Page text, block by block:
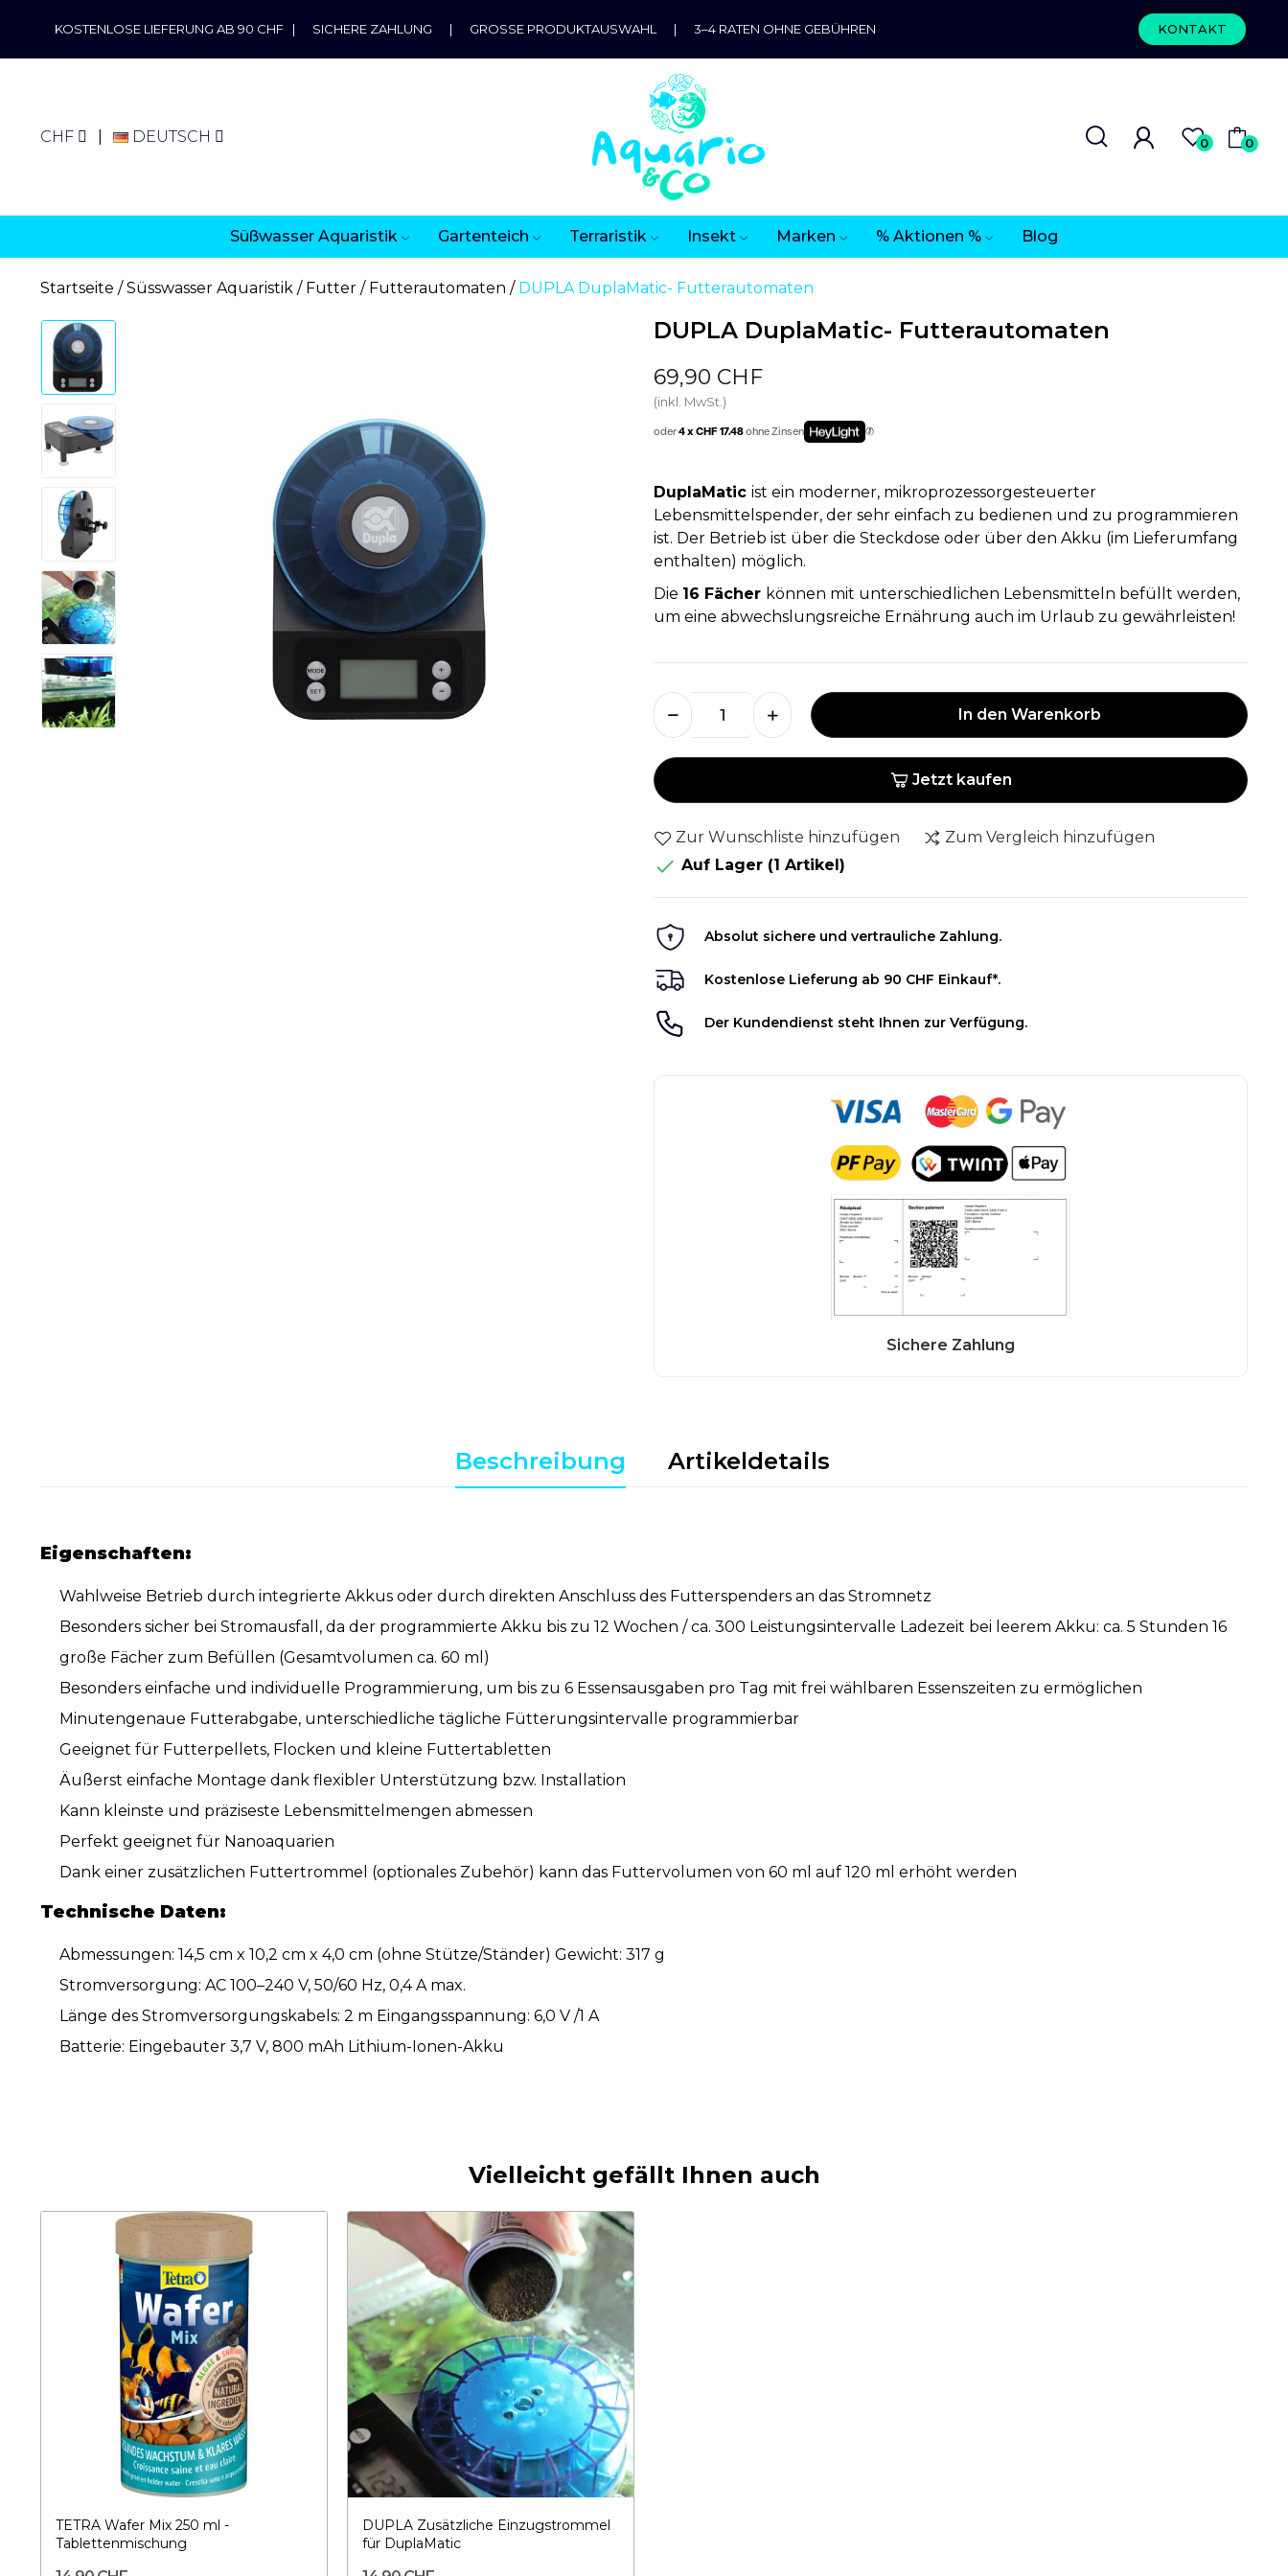
KOSTENLOSE LIEFERUNG AB 90 CHF | SICHERE ZAHLUNG | GROSSE PRODUKTAUSWAHL | 3–4 RATEN OHNE GEBÜHREN KONTAKT
CHF DEUTSCH 0 0
Süßwasser Aquaristik Gartenteich Terraristik Insekt Marken % Aktionen % Blog
Startseite Süsswasser Aquaristik Futter Futterautomaten DUPLA DuplaMatic- Futterautomaten
DUPLA DuplaMatic- Futterautomaten
69,90 CHF
(inkl. MwSt.)
oder4 x CHF 17.48ohne Zinsen
DuplaMatic ist ein moderner, mikroprozessorgesteuerter
Lebensmittelspender, der sehr einfach zu bedienen und zu programmieren
ist. Der Betrieb ist über die Steckdose oder über den Akku (im Lieferumfang
enthalten) möglich.
Die 16 Fächer können mit unterschiedlichen Lebensmitteln befüllt werden,
um eine abwechslungsreiche Ernährung auch im Urlaub zu gewährleisten!
In den Warenkorb
Jetzt kaufen
Zur Wunschliste hinzufügen Zum Vergleich hinzufügen
 Auf Lager (1 Artikel)
Absolut sichere und vertrauliche Zahlung.
Kostenlose Lieferung ab 90 CHF Einkauf*.
Der Kundendienst steht Ihnen zur Verfügung.
Beschreibung Artikeldetails
Eigenschaften:
Wahlweise Betrieb durch integrierte Akkus oder durch direkten Anschluss des Futterspenders an das Stromnetz
Besonders sicher bei Stromausfall, da der programmierte Akku bis zu 12 Wochen / ca. 300 Leistungsintervalle Ladezeit bei leerem Akku: ca. 5 Stunden 16
große Fächer zum Befüllen (Gesamtvolumen ca. 60 ml)
Besonders einfache und individuelle Programmierung, um bis zu 6 Essensausgaben pro Tag mit frei wählbaren Essenszeiten zu ermöglichen
Minutengenaue Futterabgabe, unterschiedliche tägliche Fütterungsintervalle programmierbar
Geeignet für Futterpellets, Flocken und kleine Futtertabletten
Äußerst einfache Montage dank flexibler Unterstützung bzw. Installation
Kann kleinste und präziseste Lebensmittelmengen abmessen
Perfekt geeignet für Nanoaquarien
Dank einer zusätzlichen Futtertrommel (optionales Zubehör) kann das Futtervolumen von 60 ml auf 120 ml erhöht werden
Technische Daten:
Abmessungen: 14,5 cm x 10,2 cm x 4,0 cm (ohne Stütze/Ständer) Gewicht: 317 g
Stromversorgung: AC 100–240 V, 50/60 Hz, 0,4 A max.
Länge des Stromversorgungskabels: 2 m Eingangsspannung: 6,0 V /1 A
Batterie: Eingebauter 3,7 V, 800 mAh Lithium-Ionen-Akku
Vielleicht gefällt Ihnen auch
TETRA Wafer Mix 250 ml -
Tablettenmischung
DUPLA Zusätzliche Einzugstrommel
für DuplaMatic